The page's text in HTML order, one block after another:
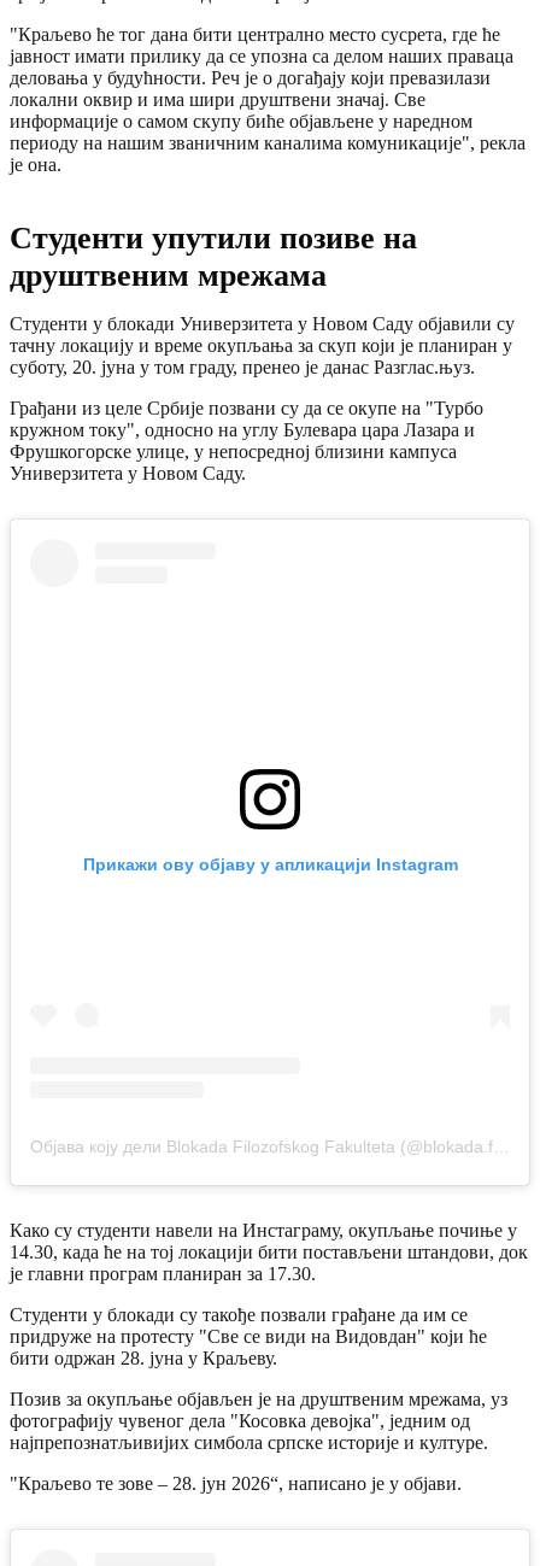
"Краљево ће тог дана бити централно место сусрета, где ће
јавност имати прилику да се упозна са делом наших праваца
деловања у будућности. Реч је о догађају који превазилази
локални оквир и има шири друштвени значај. Све
информације о самом скупу биће објављене у наредном
периоду на нашим званичним каналима комуникације", рекла
је она.
Студенти упутили позиве на
друштвеним мрежама
Студенти у блокади Универзитета у Новом Саду објавили су
тачну локацију и време окупљања за скуп који је планиран у
суботу, 20. јуна у том граду, пренео је данас Разглас.њуз.
Грађани из целе Србије позвани су да се окупе на "Турбо
кружном току", односно на углу Булевара цара Лазара и
Фрушкогорске улице, у непосредној близини кампуса
Универзитета у Новом Саду.
Прикажи ову објаву у апликацији Instagram
Како су студенти навели на Инстаграму, окупљање почиње у
14.30, када ће на тој локацији бити постављени штандови, док
је главни програм планиран за 17.30.
Студенти у блокади су такође позвали грађане да им се
придруже на протесту "Све се види на Видовдан" који ће
бити одржан 28. јуна у Краљеву.
Позив за окупљање објављен је на друштвеним мрежама, уз
фотографију чувеног дела "Косовка девојка", једним од
најпрепознатљивијих симбола српске историје и културе.
"Краљево те зове – 28. јун 2026“, написано је у објави.